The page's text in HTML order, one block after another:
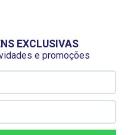
EXCLUSIVAS
e promoções